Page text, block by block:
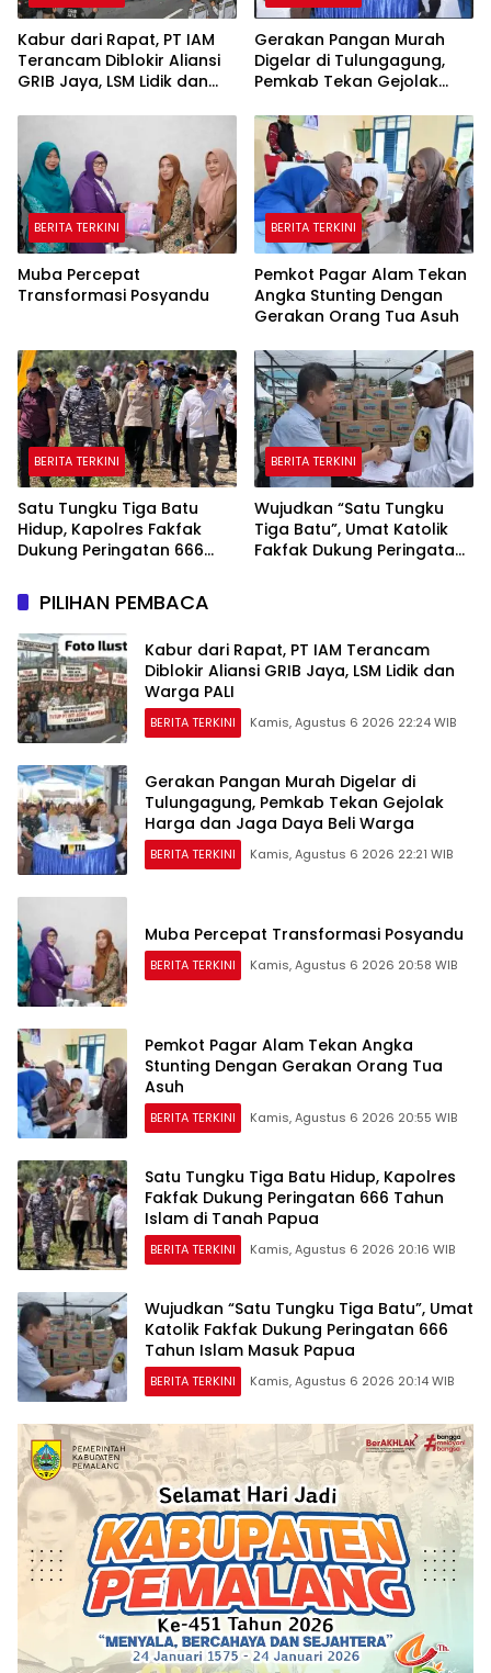
Kabur dari Rapat, PT IAM
Terancam Diblokir Aliansi
GRIB Jaya, LSM Lidik dan
Gerakan Pangan Murah
Digelar di Tulungagung,
Pemkab Tekan Gejolak
Warga
BERITA TERKINI
Muba Percepat
Transformasi Posyandu
BERITA TERKINI
Pemkot Pagar Alam Tekan
Angka Stunting Dengan
Gerakan Orang Tua Asuh
BERITA TERKINI
Satu Tungku Tiga Batu
Hidup, Kapolres Fakfak
Dukung Peringatan 666
Papua
BERITA TERKINI
Wujudkan “Satu Tungku
Tiga Batu”, Umat Katolik
Fakfak Dukung Peringatan
PILIHAN PEMBACA
Kabur dari Rapat, PT IAM Terancam
Diblokir Aliansi GRIB Jaya, LSM Lidik dan
Warga PALI
BERITA TERKINI Kamis, Agustus 6 2026 22:24 WIB
Gerakan Pangan Murah Digelar di
Tulungagung, Pemkab Tekan Gejolak
Harga dan Jaga Daya Beli Warga
BERITA TERKINI Kamis, Agustus 6 2026 22:21 WIB
Muba Percepat Transformasi Posyandu
BERITA TERKINI Kamis, Agustus 6 2026 20:58 WIB
Pemkot Pagar Alam Tekan Angka
Stunting Dengan Gerakan Orang Tua
Asuh
BERITA TERKINI Kamis, Agustus 6 2026 20:55 WIB
Satu Tungku Tiga Batu Hidup, Kapolres
Fakfak Dukung Peringatan 666 Tahun
Islam di Tanah Papua
BERITA TERKINI Kamis, Agustus 6 2026 20:16 WIB
Wujudkan “Satu Tungku Tiga Batu”, Umat
Katolik Fakfak Dukung Peringatan 666
Tahun Islam Masuk Papua
BERITA TERKINI Kamis, Agustus 6 2026 20:14 WIB